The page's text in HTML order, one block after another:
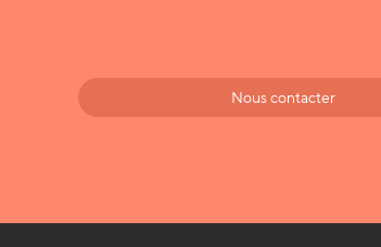
Nous contacter